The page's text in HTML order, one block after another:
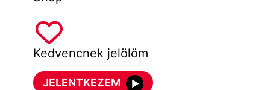
Kedvencnek jelölöm
JELENTKEZEM